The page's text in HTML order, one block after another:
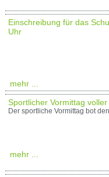
Einschreibung für das
Uhr
mehr ...
Sportlicher Vormittag
Der sportliche Vormittag bot
mehr ...